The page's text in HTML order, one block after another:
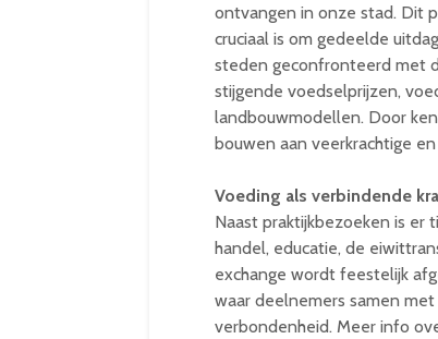
ontvangen in onze stad. Dit
cruciaal is om gedeelde
steden geconfronteerd met
stijgende voedselprijzen,
landbouwmodellen. Door
bouwen aan veerkrachtige
Voeding als verbindende
Naast praktijkbezoeken is er
handel, educatie, de
exchange wordt feestelijk
waar deelnemers samen
verbondenheid. Meer info